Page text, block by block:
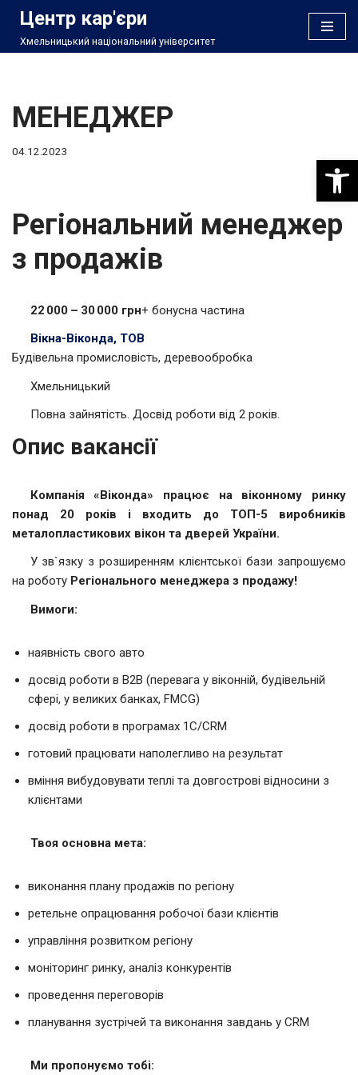
Перейти
Центр кар'єри
Хмельницький національний університет
МЕНЕДЖЕР
04.12.2023
Регіональний менеджер
з продажів
22 000 – 30 000 грн+ бонусна частина
Вікна-Віконда, ТОВ
Будівельна промисловість, деревообробка
Хмельницький
Повна зайнятість. Досвід роботи від 2 років.
Опис вакансії
Компанія «Віконда» працює на віконному ринку
понад 20 років і входить до ТОП-5 виробників
металопластикових вікон та дверей України.
У зв`язку з розширенням клієнтської бази запрошуємо
на роботу Регіонального менеджера з продажу!
Вимоги:
наявність свого авто
досвід роботи в B2B (перевага у віконній, будівельній
сфері, у великих банках, FMCG)
досвід роботи в програмах 1С/CRM
готовий працювати наполегливо на результат
вміння вибудовувати теплі та довгострові відносини з
клієнтами
Твоя основна мета:
виконання плану продажів по регіону
ретельне опрацювання робочої бази клієнтів
управління розвитком регіону
моніторинг ринку, аналіз конкурентів
проведення переговорів
планування зустрічей та виконання завдань у CRM
Ми пропонуємо тобі: